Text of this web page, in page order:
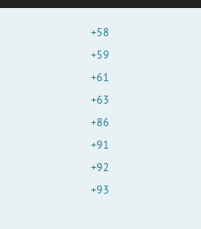
+58
+59
+61
+63
+86
+91
+92
+93